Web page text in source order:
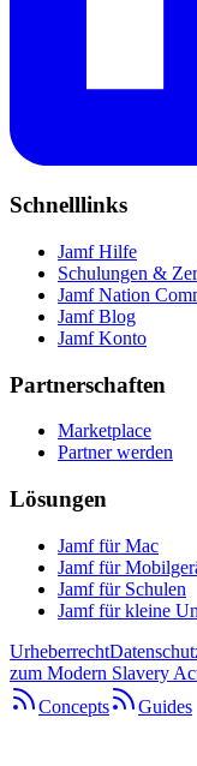
Schnelllinks
Jamf Hilfe
Schulungen &
Jamf Nation
Jamf Blog
Jamf Konto
Partnerschaften
Marketplace
Partner werden
Lösungen
Jamf für Mac
Jamf für
Jamf für Schulen
Jamf für kleine
Urheberrecht
zum Modern Slavery
Concepts
Guides